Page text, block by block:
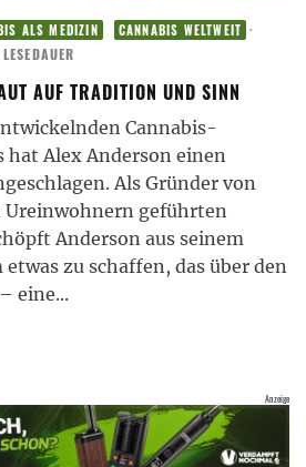
ALS MEDIZIN CANNABIS WELTWEIT ·
AUF TRADITION UND SINN
Cannabis-
hat Alex Anderson einen
Als Gründer von
Ureinwohnern geführten
Anderson aus seinem
zu schaffen, das über den
eine...